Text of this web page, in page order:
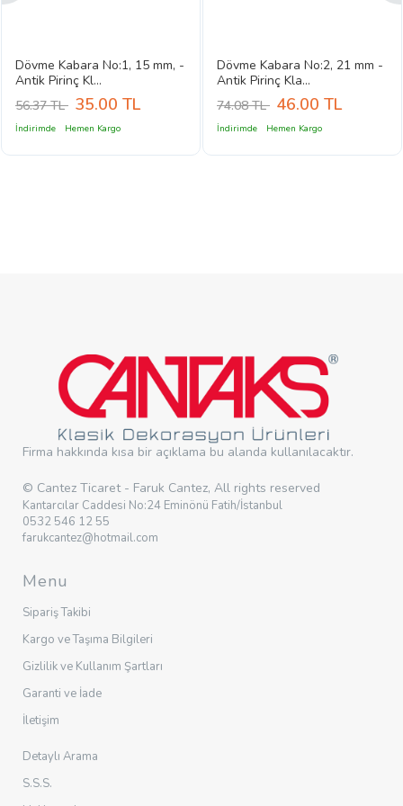
Dövme Kabara No:1, 15 mm, -
Antik Pirinç Kl...
56.37 TL 35.00 TL
İndirimde Hemen Kargo
Dövme Kabara No:2, 21 mm -
Antik Pirinç Kla...
74.08 TL 46.00 TL
İndirimde Hemen Kargo
Firma hakkında kısa bir açıklama bu alanda kullanılacaktır.
© Cantez Ticaret - Faruk Cantez, All rights reserved
Kantarcılar Caddesi No:24 Eminönü Fatih/İstanbul
0532 546 12 55
farukcantez@hotmail.com
Menu
Sipariş Takibi
Kargo ve Taşıma Bilgileri
Gizlilik ve Kullanım Şartları
Garanti ve İade
İletişim
Detaylı Arama
S.S.S.